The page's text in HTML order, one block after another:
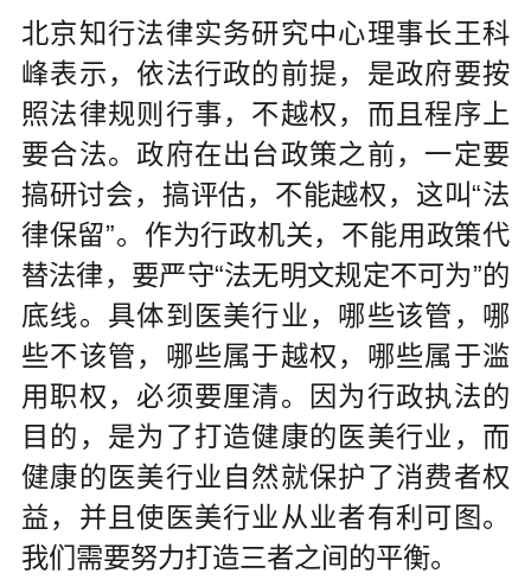
北京知行法律实务研究中心理事长王科
峰表示，依法行政的前提，是政府要按
照法律规则行事，不越权，而且程序上
要合法。政府在出台政策之前，一定要
搞研讨会，搞评估，不能越权，这叫“法
律保留”。作为行政机关，不能用政策代
替法律，要严守“法无明文规定不可为”的
底线。具体到医美行业，哪些该管，哪
些不该管，哪些属于越权，哪些属于滥
用职权，必须要厘清。因为行政执法的
目的，是为了打造健康的医美行业，而
健康的医美行业自然就保护了消费者权
益，并且使医美行业从业者有利可图。
我们需要努力打造三者之间的平衡。